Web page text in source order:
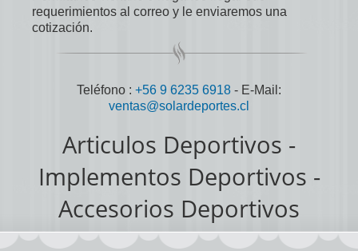
Teléfono :
ventas@solardeportes.cl
Articulos Deportivos -
Implementos Deportivos -
Accesorios Deportivos